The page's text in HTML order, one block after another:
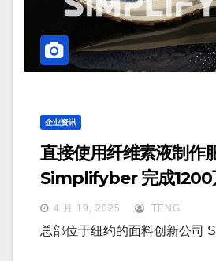
企业资讯
直接使用纤维素液制作
Simplifyber 完成1200
4 月 19, 2025 TENG
总部位于纽约的面料创新公司